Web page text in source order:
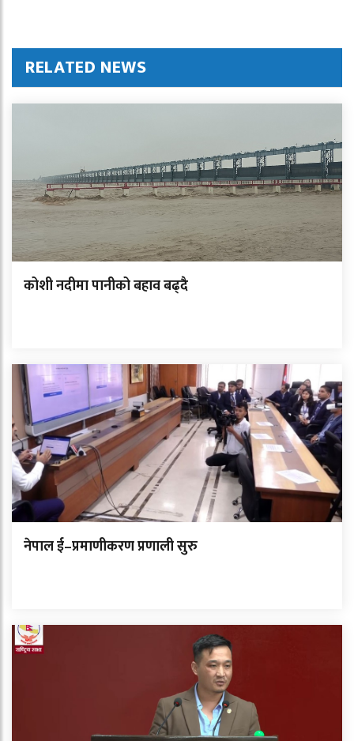
RELATED NEWS
कोशी नदीमा पानीको बहाव बढ्दै
नेपाल ई–प्रमाणीकरण प्रणाली सुरु